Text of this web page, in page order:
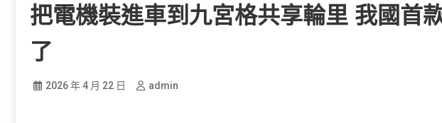
把電機裝進車到九宮格共享輪里 我國首
了
2026 年 4 月 22 日 admin